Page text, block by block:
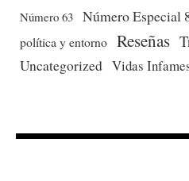
Número 63 Número Especial
política y entorno Reseñas
Uncategorized Vidas